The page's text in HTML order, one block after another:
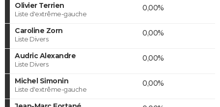
Olivier Terrien
Liste d'extrême-gauche
0,00%
Caroline Zorn
Liste Divers
0,00%
Audric Alexandre
Liste Divers
0,00%
Michel Simonin
Liste d'extrême-gauche
0,00%